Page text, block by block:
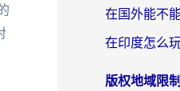
版权地域限制